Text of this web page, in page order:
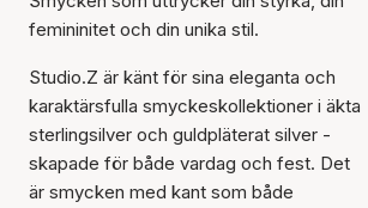
femininitet och din unika stil.
Studio.Z är känt för sina eleganta och
karaktärsfulla smyckeskollektioner i äkta
sterlingsilver och guldpläterat silver -
skapade för både vardag och fest. Det
är smycken med kant som både